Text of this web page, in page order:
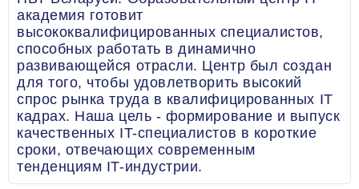
академия готовит
высококвалифицированных специалистов,
способных работать в динамично
развивающейся отрасли. Центр был создан
для того, чтобы удовлетворить высокий
спрос рынка труда в квалифицированных IT
кадрах. Наша цель - формирование и выпуск
качественных IT-специалистов в короткие
сроки, отвечающих современным
тенденциям IT-индустрии.